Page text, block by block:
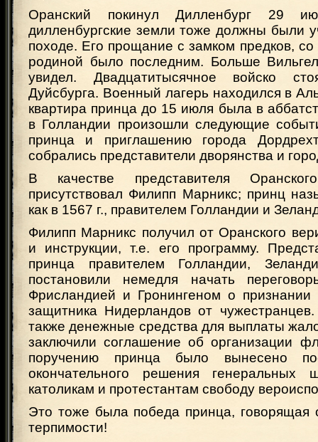
Оранский покинул Дилленбург 29
дилленбургские земли тоже должны были
походе. Его прощание с замком предков,
родиной было последним. Больше
увидел. Двадцатитысячное войско
Дуйсбурга. Военный лагерь находился в
квартира принца до 15 июля была в
в Голландии произошли следующие
принца и приглашению города
собрались представители дворянства и
В качестве представителя
присутствовал Филипп Марникс; принц
как в 1567 г., правителем Голландии и
Филипп Марникс получил от Оранского
и инструкции, т.е. его программу.
принца правителем Голландии,
постановили немедля начать
Фрисландией и Гронингеном о
защитника Нидерландов от
также денежные средства для выплаты
заключили соглашение об организации
поручению принца было вынесено
окончательного решения генеральных
католикам и протестантам свободу
Это тоже была победа принца, говорящая
терпимости!